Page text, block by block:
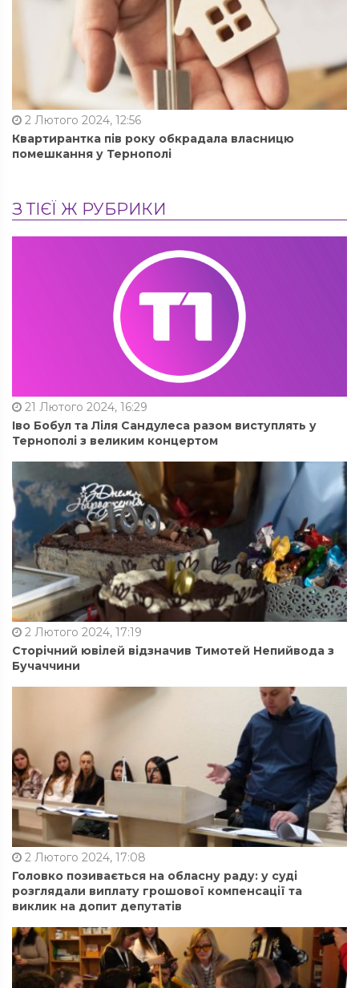
2 Лютого 2024, 12:56
Квартирантка пів року обкрадала власницю
помешкання у Тернополі
З ТІЄЇ Ж РУБРИКИ
21 Лютого 2024, 16:29
Іво Бобул та Ліля Сандулеса разом виступлять у
Тернополі з великим концертом
2 Лютого 2024, 17:19
Сторічний ювілей відзначив Тимотей Непийвода з
Бучаччини
2 Лютого 2024, 17:08
Головко позивається на обласну раду: у суді
розглядали виплату грошової компенсації та
виклик на допит депутатів